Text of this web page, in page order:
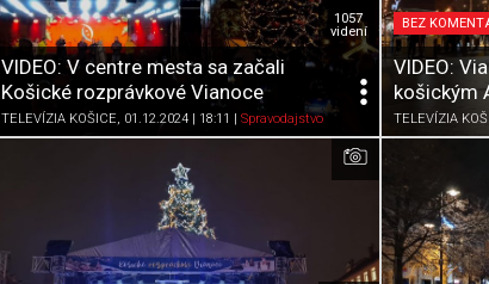
Pozrieť neskôr
K obľúbeným
Zdieľať
VIDEO: V centre mesta sa začali
Košické rozprávkové Vianoce
TELEVÍZIA KOŠICE, 01.12.2024 | 18:11 Spravodajstvo
1057
videní
BEZ
VIDEO:
košickým
TELEVÍZIA